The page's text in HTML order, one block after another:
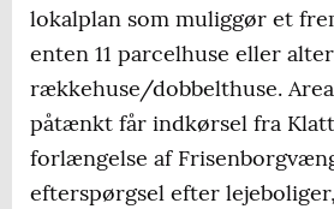
lokalplan som muliggør et
enten 11 parcelhuse eller
rækkehuse/dobbelthuse.
påtænkt får indkørsel fra
forlængelse af
efterspørgsel efter